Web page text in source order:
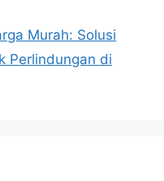
Murah: Solusi
Perlindungan di